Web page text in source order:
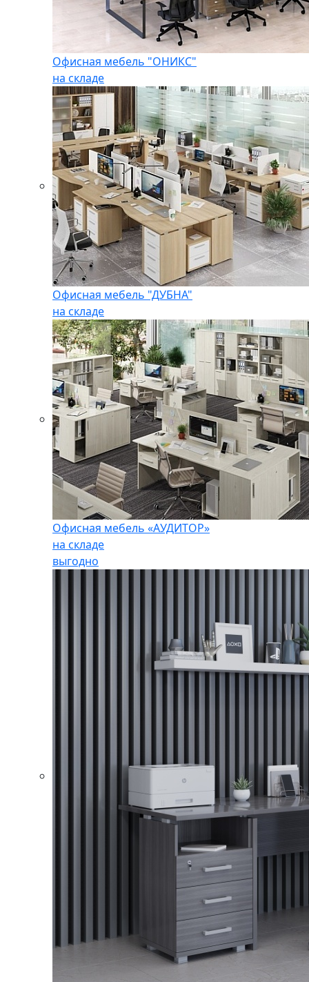
Офисная мебель "ОНИКС"
на складе
Офисная мебель "ДУБНА"
на складе
Офисная мебель «АУДИТОР»
на складе
выгодно